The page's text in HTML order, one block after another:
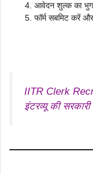
आवेदन शुल्क का
फॉर्म सबमिट करें
IITR Clerk
इंटरव्यू की